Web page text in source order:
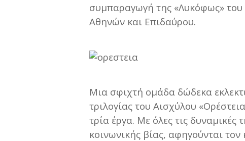
συμπαραγωγή της «Λυκόφως»
Αθηνών και Επιδαύρου.
Μια σφιχτή ομάδα δώδεκα
τριλογίας του Αισχύλου
τρία έργα. Με όλες τις δυναμικές
κοινωνικής βίας, αφηγούνται τον